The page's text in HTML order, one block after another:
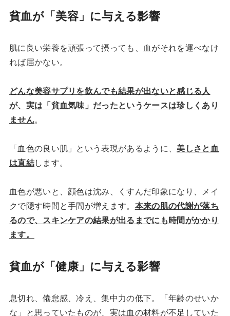
貧血が「美容」に与える影響
肌に良い栄養を頑張って摂っても、血がそれを運べなけ
れば届かない。
どんな美容サプリを飲んでも結果が出ないと感じる人
が、実は「貧血気味」だったというケースは珍しくあり
ません。
「血色の良い肌」という表現があるように、 美しさと血
は直結します。
血色が悪いと、顔色は沈み、くすんだ印象になり、メイ
クで隠す時間と手間が増えます。 本来の肌の代謝が落ち
るので、スキンケアの結果が出るまでにも時間がかかり
ます。
貧血が「健康」に与える影響
息切れ、倦怠感、冷え、集中力の低下。「年齢のせいか
な」と思っていたものが、実は血の材料が不足していた